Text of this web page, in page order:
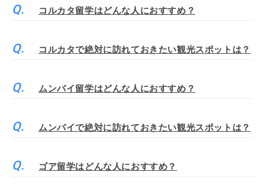
コルカタ留学はどんな人におすすめ？
コルカタで絶対に訪れておきたい観光スポットは？
ムンバイ留学はどんな人におすすめ？
ムンバイで絶対に訪れておきたい観光スポットは？
ゴア留学はどんな人におすすめ？